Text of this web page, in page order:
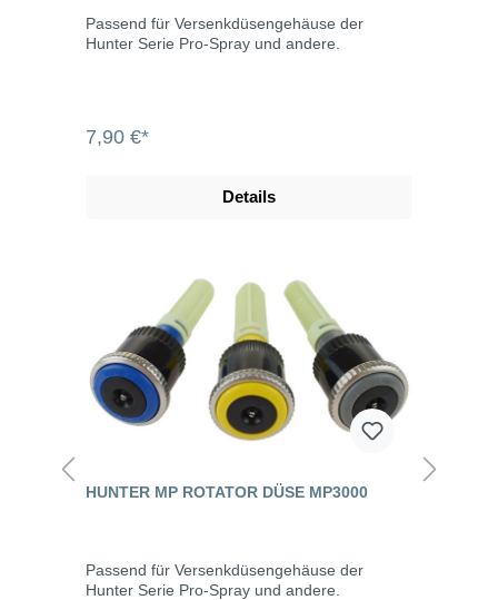
Passend für Versenkdüsengehäuse der
Hunter Serie Pro-Spray und andere.
7,90 €*
Details
HUNTER MP ROTATOR DÜSE MP3000
Passend für Versenkdüsengehäuse der
Hunter Serie Pro-Spray und andere.